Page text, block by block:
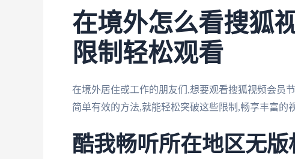
在境外怎么看搜狐
限制轻松观看
在境外居住或工作的朋友们,想要观看搜狐视频会员
简单有效的方法,就能轻松突破这些限制,畅享丰富的
酷我畅听所在地区无